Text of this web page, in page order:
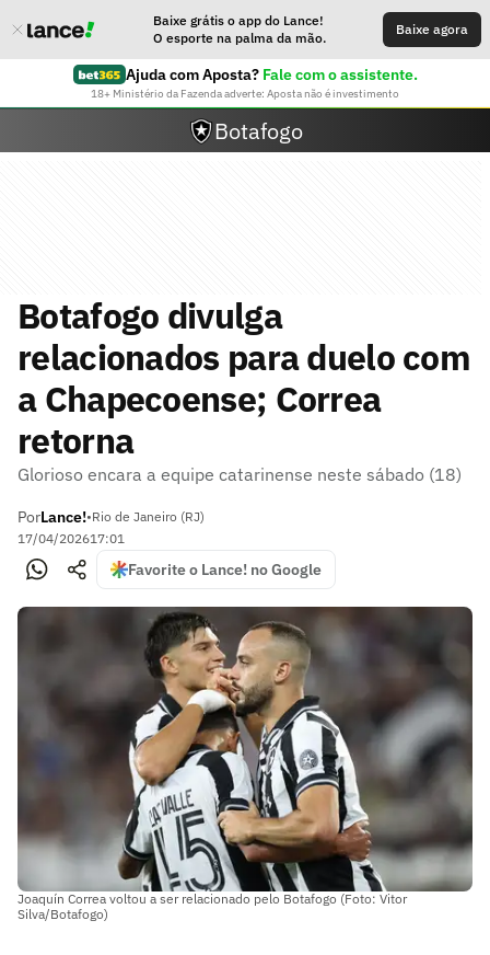
Baixe grátis o app do Lance!
O esporte na palma da mão.
Baixe agora
Ajuda com Aposta? Fale com o assistente.
18+ Ministério da Fazenda adverte: Aposta não é investimento
Botafogo
Botafogo divulga
relacionados para duelo com
a Chapecoense; Correa
retorna
Glorioso encara a equipe catarinense neste sábado (18)
PorLance!•Rio de Janeiro (RJ)
17/04/202617:01
Favorite o Lance! no Google
Joaquín Correa voltou a ser relacionado pelo Botafogo (Foto: Vitor
Silva/Botafogo)